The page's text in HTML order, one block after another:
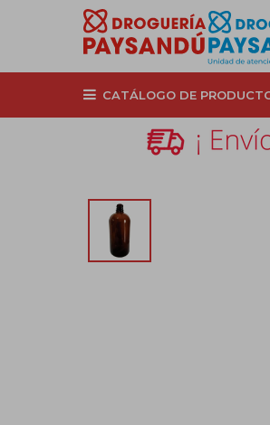
CATÁLOGO DE